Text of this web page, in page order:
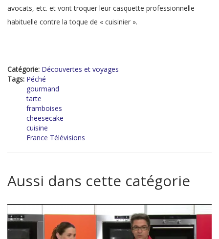
avocats, etc. et vont troquer leur casquette professionnelle
habituelle contre la toque de « cuisinier ».
Catégorie: Découvertes et voyages
Tags: Péché
gourmand
tarte
framboises
cheesecake
cuisine
France Télévisions
Aussi dans cette catégorie